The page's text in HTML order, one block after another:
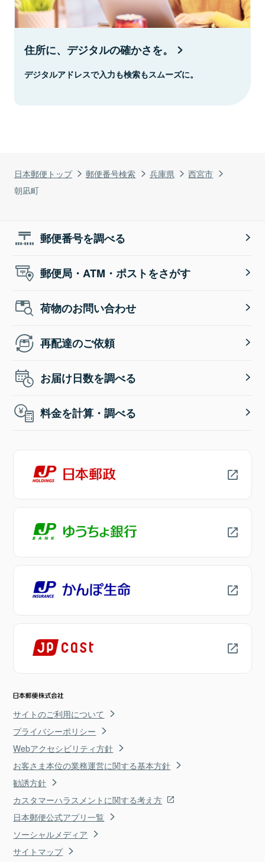
日本郵便トップ 郵便番号検索 兵庫県
西宮市
朝凪町
住所に、デジタルの確かさを。
デジタルアドレスで入力も検索もスムーズに。
郵便番号を調べる
郵便局・ATM・ポストをさがす
荷物のお問い合わせ
再配達のご依頼
お届け日数を調べる
料金を計算・調べる
サイトのご利用について
プライバシーポリシー
Webアクセシビリティ方針
お客さま本位の業務運営に関する基本方針
勧誘方針
カスタマーハラスメントに関する考え方
日本郵便公式アプリ一覧
ソーシャルメディア
サイトマップ